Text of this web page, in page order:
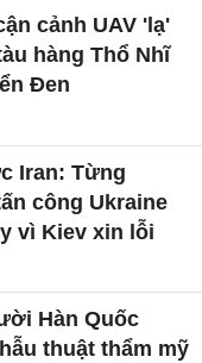
cảnh UAV 'lạ'
hàng Thổ Nhĩ
Đen
Iran: Từng
công Ukraine
vì Kiev xin lỗi
Hàn Quốc
thuật thẩm mỹ